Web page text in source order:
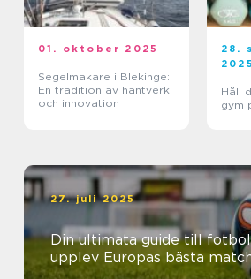
01. oktober 2025
Segelmakare i Blekinge:
En tradition av hantverk
och innovation
28.
2025
Håll
gym
27. juli 2025
Din ultimata guide till
upplev Europas bästa